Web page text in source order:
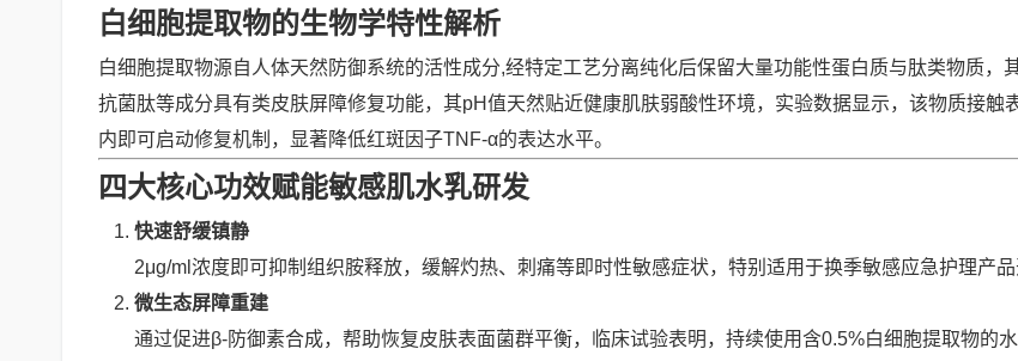
白细胞提取物的生物学特性解析
白细胞提取物源自人体天然防御系统的活性成分,经特定工艺分离纯化后保留大量功能性蛋白质与肽类物质，
抗菌肽等成分具有类皮肤屏障修复功能，其pH值天然贴近健康肌肤弱酸性环境，实验数据显示，该物质接触
内即可启动修复机制，显著降低红斑因子TNF-α的表达水平。
四大核心功效赋能敏感肌水乳研发
快速舒缓镇静
2μg/ml浓度即可抑制组织胺释放，缓解灼热、刺痛等即时性敏感症状，特别适用于换季敏感应急护理产品
微生态屏障重建
通过促进β-防御素合成，帮助恢复皮肤表面菌群平衡，临床试验表明，持续使用含0.5%白细胞提取物的